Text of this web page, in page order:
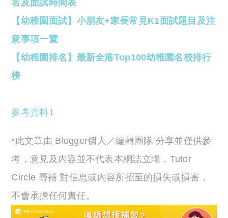
名及面試時間表
【幼稚園面試】小朋友+家長常見K1面試題目及注
意事項一覽
【幼稚園排名】最新全港Top100幼稚園名校排行
榜
參考資料1
*此文章由 Blogger個人／編輯團隊 分享並僅供參
考，意見及內容並不代表本網誌立場，Tutor
Circle 尋補 對信息或內容所招至的損失或損害，
不會承擔任何責任。